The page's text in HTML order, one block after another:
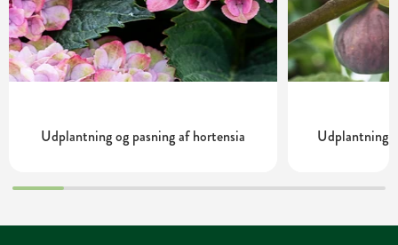
Udplantning og pasning af hortensia Udplantning